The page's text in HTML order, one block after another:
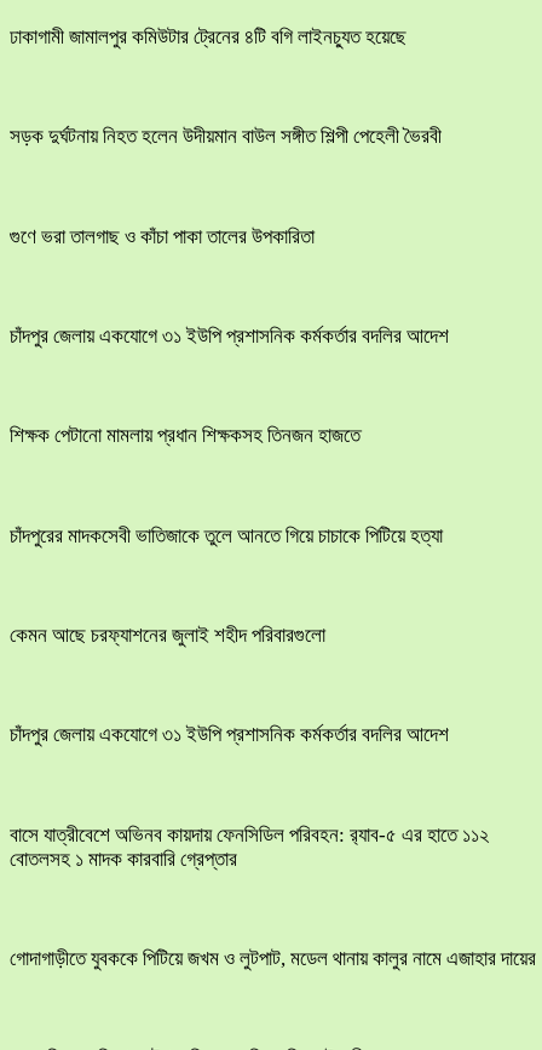
ঢাকাগামী জামালপুর কমিউটার ট্রেনের ৪টি বগি লাইনচ্যুত হয়েছে
সড়ক দুর্ঘটনায় নিহত হলেন উদীয়মান বাউল সঙ্গীত শিল্পী পেহেলী ভৈরবী
গুণে ভরা তালগাছ ও কাঁচা পাকা তালের উপকারিতা
চাঁদপুর জেলায় একযোগে ৩১ ইউপি প্রশাসনিক কর্মকর্তার বদলির আদেশ
শিক্ষক পেটানো মামলায় প্রধান শিক্ষকসহ তিনজন হাজতে
চাঁদপুরের মাদকসেবী ভাতিজাকে তুলে আনতে গিয়ে চাচাকে পিটিয়ে হত্যা
কেমন আছে চরফ্যাশনের জুলাই শহীদ পরিবারগুলো
চাঁদপুর জেলায় একযোগে ৩১ ইউপি প্রশাসনিক কর্মকর্তার বদলির আদেশ
বাসে যাত্রীবেশে অভিনব কায়দায় ফেনসিডিল পরিবহন: র‍্যাব-৫ এর হাতে ১১২
বোতলসহ ১ মাদক কারবারি গ্রেপ্তার
​গোদাগাড়ীতে যুবককে পিটিয়ে জখম ও লুটপাট, মডেল থানায় কালুর নামে এজাহার দায়ের